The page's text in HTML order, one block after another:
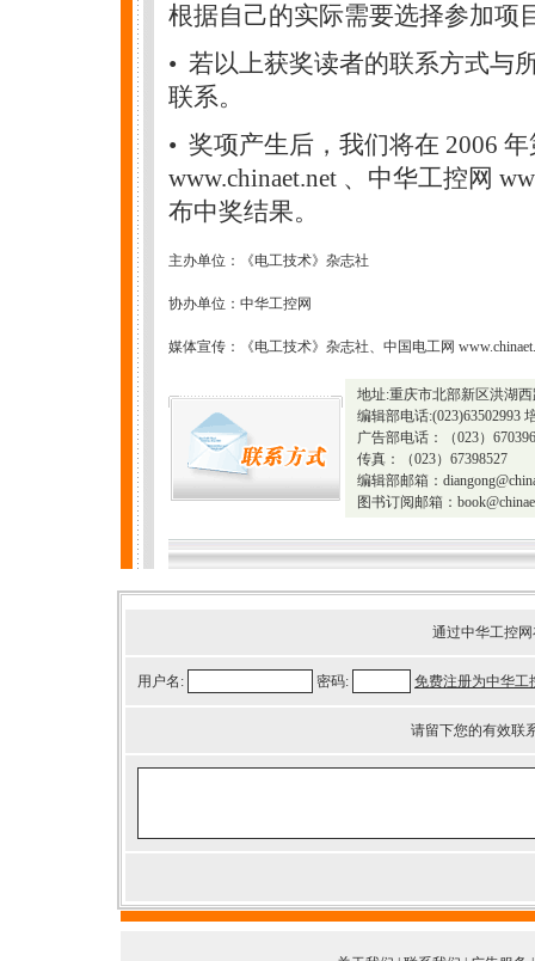
根据自己的实际需要选择参加项
• 若以上获奖读者的联系方式与
联系。
• 奖项产生后，我们将在 2006
www.chinaet.net 、 中华工控网
布中奖结果。
主办单位：《电工技术》杂志社
协办单位： 中华工控网
媒体宣传：《电工技术》杂志社、中国电工网
地址:重庆市北部新区洪湖
编辑部电话:(023)63502993
广告部电话：（023）
传真：（023）67398527
编辑部邮箱：
图书订阅邮箱：
通过中华工控
用户名: 密码: 免费注册为中华工
请留下您的有效联